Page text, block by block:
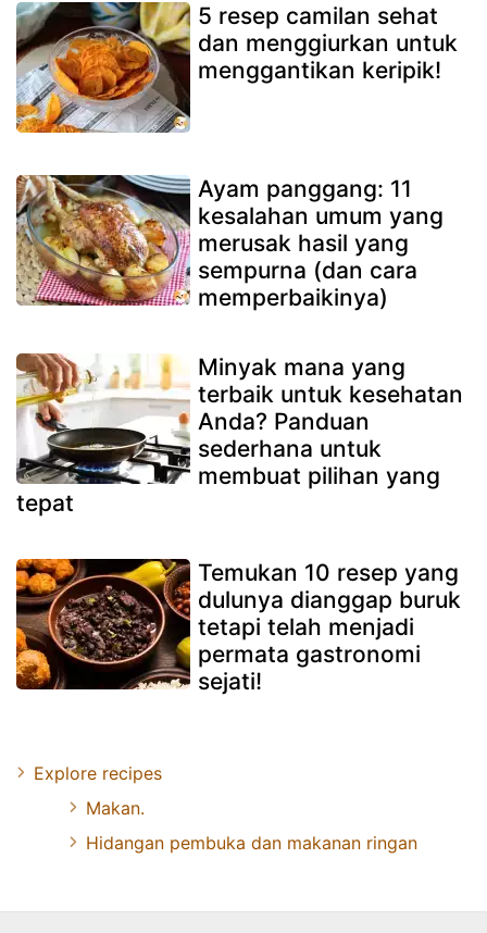
5 resep camilan sehat
dan menggiurkan untuk
menggantikan keripik!
Ayam panggang: 11
kesalahan umum yang
merusak hasil yang
sempurna (dan cara
memperbaikinya)
Minyak mana yang
terbaik untuk kesehatan
Anda? Panduan
sederhana untuk
membuat pilihan yang
tepat
Temukan 10 resep yang
dulunya dianggap buruk
tetapi telah menjadi
permata gastronomi
sejati!
Explore recipes
Makan.
Hidangan pembuka dan makanan ringan